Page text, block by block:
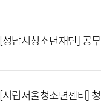
[성남시청소년재단] 공
[시립서울청소년센터]